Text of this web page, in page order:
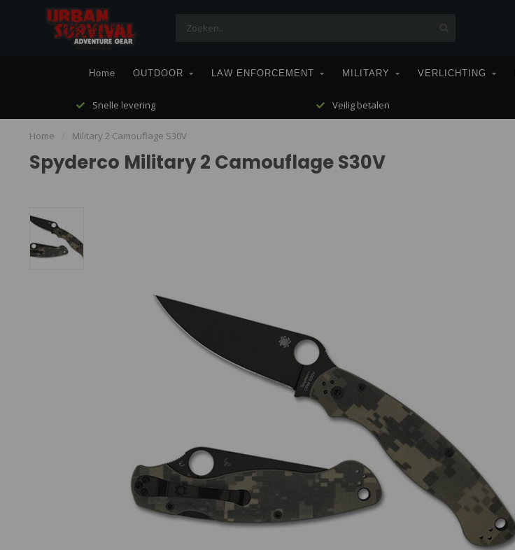
Home OUTDOOR LAW ENFORCEMENT MILITARY VERLICHTING
Snelle levering Veilig betalen
Home Military 2 Camouflage S30V
Spyderco Military 2 Camouflage S30V